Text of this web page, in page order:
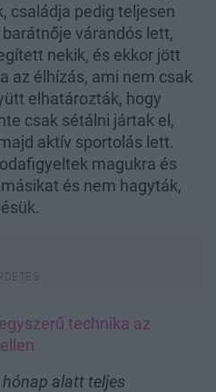
családja pedig teljesen
várandós lett,
nekik, és ekkor jött
az élhízás, ami nem csak
elhatározták, hogy
csak sétálni jártak el,
aktív sportolás lett.
magukra és
és nem hagyták,
technika az
alatt teljes